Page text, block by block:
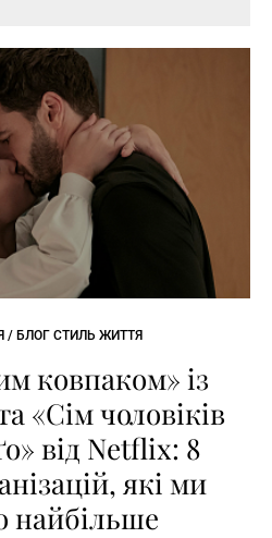
/ БЛОГ СТИЛЬ ЖИТТЯ
ковпаком» із
«Сім чоловіків
від Netflix: 8
які ми
найбільше